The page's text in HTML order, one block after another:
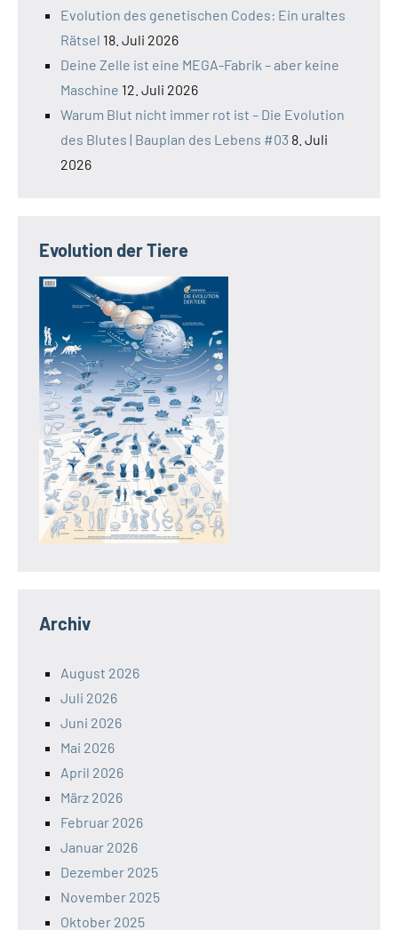
Evolution des genetischen Codes: Ein uraltes
Rätsel 18. Juli 2026
Deine Zelle ist eine MEGA-Fabrik – aber keine
Maschine 12. Juli 2026
Warum Blut nicht immer rot ist – Die Evolution
des Blutes | Bauplan des Lebens #03 8. Juli
2026
Evolution der Tiere
Archiv
August 2026
Juli 2026
Juni 2026
Mai 2026
April 2026
März 2026
Februar 2026
Januar 2026
Dezember 2025
November 2025
Oktober 2025